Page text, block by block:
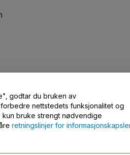
oss
godtar du bruken av
nettstedets funksjonalitet og
kun bruke strengt nødvendige
retningslinjer for